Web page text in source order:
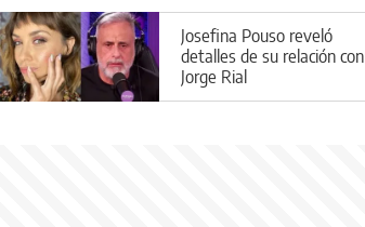
Josefina Pouso reveló
detalles de su relación con
Jorge Rial